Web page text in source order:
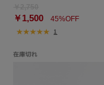
￥1,500 45%OFF
1